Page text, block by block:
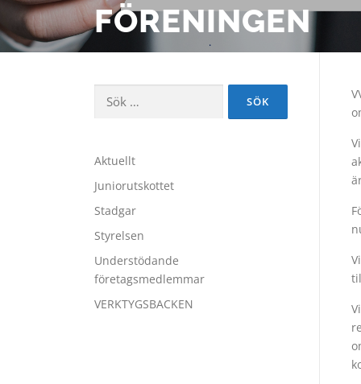
FÖRENINGEN
Aktuellt
Juniorutskottet
Stadgar
Styrelsen
Understödande
företagsmedlemmar
VERKTYGSBACKEN